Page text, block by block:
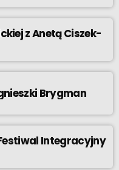
z Anetą Ciszek-
Brygman
Integracyjny